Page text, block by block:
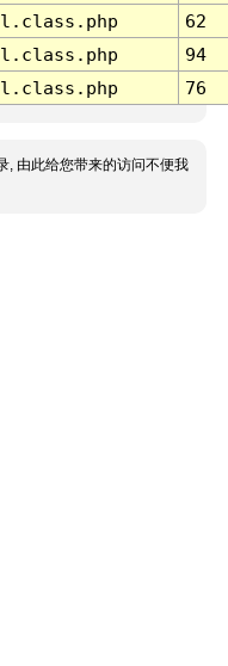
62
94
76
, 由此给您带来的访问不便我